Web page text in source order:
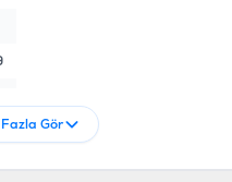
Gör